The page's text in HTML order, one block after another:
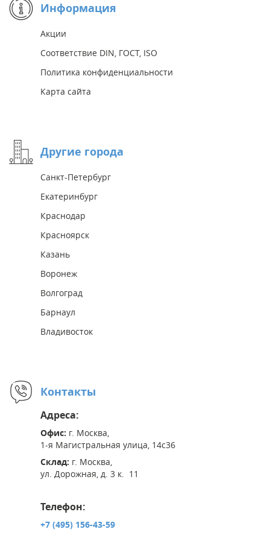
Информация
Акции
Соответствие DIN, ГОСТ, ISO
Политика конфиденциальности
Карта сайта
Другие города
Санкт-Петербург
Екатеринбург
Краснодар
Красноярск
Казань
Воронеж
Волгоград
Барнаул
Владивосток
Контакты
Адреса:
Офис: г. Москва,
1-я Магистральная улица, 14с36
Склад: г. Москва,
ул. Дорожная, д. 3 к. 11
Телефон:
+7 (495) 156-43-59